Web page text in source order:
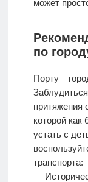
может
по
Порту –
притяжения
которой
устать с
транспорта:
—